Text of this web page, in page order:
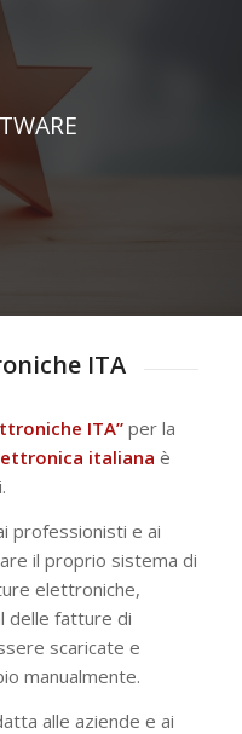
ITA
ITA”per la
italiana è
professionisti e ai
il proprio sistema di
elettroniche,
delle fatture di
scaricate e
manualmente.
alle aziende e ai